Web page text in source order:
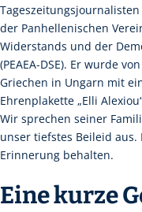
der Panhellenischen
Widerstands und der
(PEAEA-DSE). Er wurde
Griechen in Ungarn mit
Ehrenplakette „Elli
Wir sprechen seiner
unser tiefstes Beileid aus.
Erinnerung behalten.
Eine kurze